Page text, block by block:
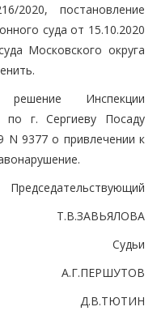
2020, постановление
суда от 15.10.2020
Московского округа
решение Инспекции
по г. Сергиеву Посаду
N 9377 о привлечении к
Председательствующий
Т.В.ЗАВЬЯЛОВА
Судьи
А.Г.ПЕРШУТОВ
Д.В.ТЮТИН